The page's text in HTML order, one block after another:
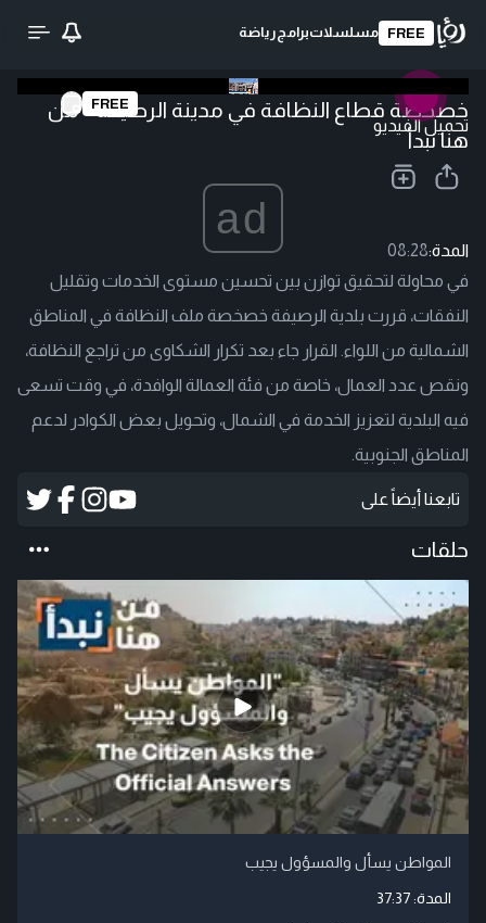
FREE مسلسلاتبرامج رياضة
تحميل الفيديو
FREE
خصخصة قطاع النظافة في مدينة الرصيفة - من
هنا نبدأ
ad
المدة:08:28
في محاولة لتحقيق توازن بين تحسين مستوى الخدمات وتقليل
النفقات، قررت بلدية الرصيفة خصخصة ملف النظافة في المناطق
الشمالية من اللواء. القرار جاء بعد تكرار الشكاوى من تراجع النظافة،
ونقص عدد العمال، خاصة من فئة العمالة الوافدة، في وقت تسعى
فيه البلدية لتعزيز الخدمة في الشمال، وتحويل بعض الكوادر لدعم
المناطق الجنوبية.
تابعنا أيضاً على
حلقات
المواطن يسأل والمسؤول يجيب
المدة:37:37